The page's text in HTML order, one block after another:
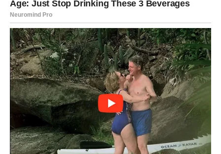
Potrebne Reformne Mjere